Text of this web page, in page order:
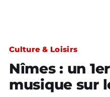
Culture & Loisirs
Nîmes : un
musique sur